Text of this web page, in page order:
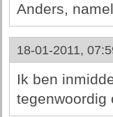
Anders,
18-01-2011,
Ik ben
tegenwoordig